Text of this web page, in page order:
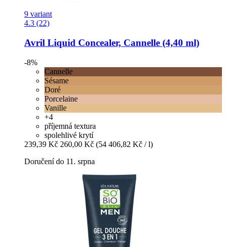
9 variant
4.3 (22)
Avril Liquid Concealer, Cannelle (4,40 ml)
-8%
Cannelle
Sésame
Doré
Porcelaine
Vanille
+4
příjemná textura
spolehlivé krytí
239,39 Kč 260,00 Kč (54 406,82 Kč / l)
Doručení do 11. srpna